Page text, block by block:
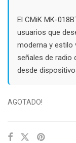
El CMiK MK-
usuarios que
moderna y estilo
señales de radio
desde
AGOTADO!